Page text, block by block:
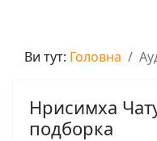
Ви тут: Головна
Нрисимха
подборка